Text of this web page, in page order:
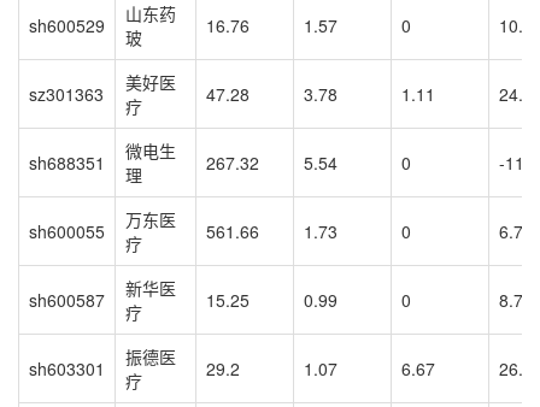
sh600529
山东药
玻
16.76 1.57 0
sz301363
美好医
疗
47.28 3.78 1.11
sh688351
微电生
理
267.32 5.54 0 -
sh600055
万东医
疗
561.66 1.73 0 6.78
sh600587
新华医
疗
15.25 0.99 0 8.7
sh603301
振德医
疗
29.2 1.07 6.67